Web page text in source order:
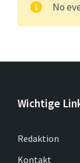
No
Wichtige
Redaktion
Kontakt